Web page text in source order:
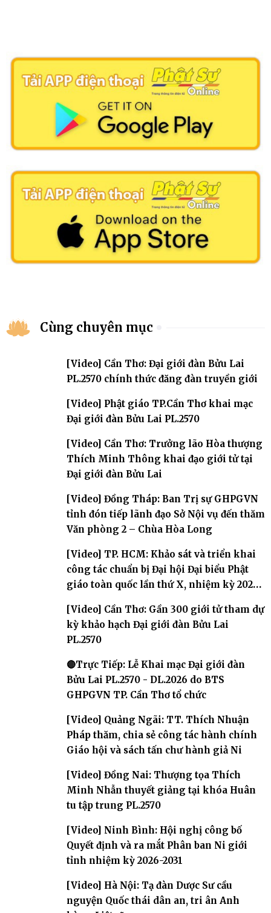
Cùng chuyên mục
[Video] Cần Thơ: Đại giới đàn Bửu Lai
PL.2570 chính thức đăng đàn truyền giới
[Video] Phật giáo TP.Cần Thơ khai mạc
Đại giới đàn Bửu Lai PL.2570
[Video] Cần Thơ: Trưởng lão Hòa thượng
Thích Minh Thông khai đạo giới tử tại
Đại giới đàn Bửu Lai
[Video] Đồng Tháp: Ban Trị sự GHPGVN
tỉnh đón tiếp lãnh đạo Sở Nội vụ đến thăm
Văn phòng 2 – Chùa Hòa Long
[Video] TP. HCM: Khảo sát và triển khai
công tác chuẩn bị Đại hội Đại biểu Phật
giáo toàn quốc lần thứ X, nhiệm kỳ 2026-
[Video] Cần Thơ: Gần 300 giới tử tham dự
kỳ khảo hạch Đại giới đàn Bửu Lai
PL.2570
🔴Trực Tiếp: Lễ Khai mạc Đại giới đàn
Bửu Lai PL.2570 - DL.2026 do BTS
GHPGVN TP. Cần Thơ tổ chức
[Video] Quảng Ngãi: TT. Thích Nhuận
Pháp thăm, chia sẻ công tác hành chính
Giáo hội và sách tấn chư hành giả Ni
[Video] Đồng Nai: Thượng tọa Thích
Minh Nhẫn thuyết giảng tại khóa Huân
tu tập trung PL.2570
[Video] Ninh Bình: Hội nghị công bố
Quyết định và ra mắt Phân ban Ni giới
tỉnh nhiệm kỳ 2026-2031
[Video] Hà Nội: Tạ đàn Dược Sư cầu
nguyện Quốc thái dân an, tri ân Anh